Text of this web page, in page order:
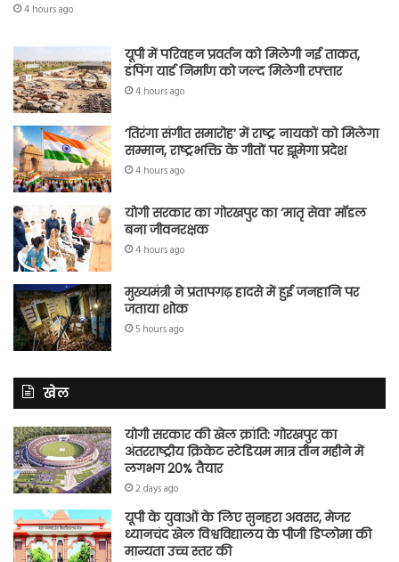
4 hours ago
यूपी में परिवहन प्रवर्तन को मिलेगी नई ताकत,
डंपिंग यार्ड निर्माण को जल्द मिलेगी रफ्तार
4 hours ago
‘तिरंगा संगीत समारोह’ में राष्ट्र नायकों को मिलेगा
सम्मान, राष्ट्रभक्ति के गीतों पर झूमेगा प्रदेश
4 hours ago
योगी सरकार का गोरखपुर का ‘मातृ सेवा’ मॉडल
बना जीवनरक्षक
4 hours ago
मुख्यमंत्री ने प्रतापगढ़ हादसे में हुई जनहानि पर
जताया शोक
5 hours ago
खेल
योगी सरकार की खेल क्रांति: गोरखपुर का
अंतरराष्ट्रीय क्रिकेट स्टेडियम मात्र तीन महीने में
लगभग 20% तैयार
2 days ago
यूपी के युवाओं के लिए सुनहरा अवसर, मेजर
ध्यानचंद खेल विश्वविद्यालय के पीजी डिप्लोमा की
मान्यता उच्च स्तर की